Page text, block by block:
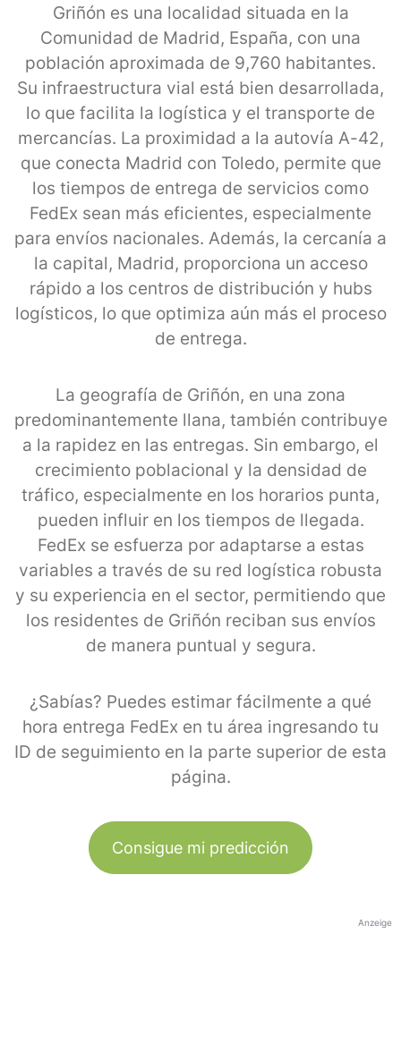
Griñón es una localidad situada en la
Comunidad de Madrid, España, con una
población aproximada de 9,760 habitantes.
Su infraestructura vial está bien desarrollada,
lo que facilita la logística y el transporte de
mercancías. La proximidad a la autovía A-42,
que conecta Madrid con Toledo, permite que
los tiempos de entrega de servicios como
FedEx sean más eficientes, especialmente
para envíos nacionales. Además, la cercanía a
la capital, Madrid, proporciona un acceso
rápido a los centros de distribución y hubs
logísticos, lo que optimiza aún más el proceso
de entrega.
La geografía de Griñón, en una zona
predominantemente llana, también contribuye
a la rapidez en las entregas. Sin embargo, el
crecimiento poblacional y la densidad de
tráfico, especialmente en los horarios punta,
pueden influir en los tiempos de llegada.
FedEx se esfuerza por adaptarse a estas
variables a través de su red logística robusta
y su experiencia en el sector, permitiendo que
los residentes de Griñón reciban sus envíos
de manera puntual y segura.
¿Sabías? Puedes estimar fácilmente a qué
hora entrega FedEx en tu área ingresando tu
ID de seguimiento en la parte superior de esta
página.
Consigue mi predicción
Anzeige